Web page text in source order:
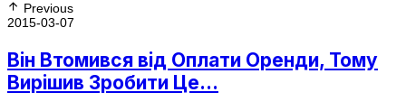
Previous
2015-03-07
Він Втомився від Оплати Оренди, Тому
Вирішив Зробити Це…